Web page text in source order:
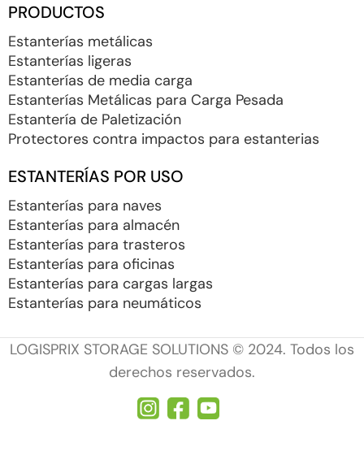
PRODUCTOS
Estanterías metálicas
Estanterías ligeras
Estanterías de media carga
Estanterías Metálicas para Carga Pesada
Estantería de Paletización
Protectores contra impactos para estanterias
ESTANTERÍAS POR USO
Estanterías para naves
Estanterías para almacén
Estanterías para trasteros
Estanterías para oficinas
Estanterías para cargas largas
Estanterías para neumáticos
LOGISPRIX STORAGE SOLUTIONS © 2024. Todos los
derechos reservados.